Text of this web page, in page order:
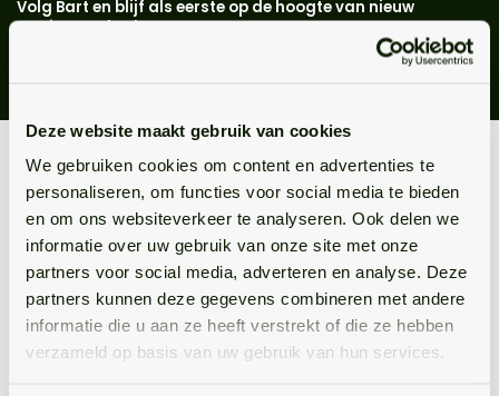
Deze website maakt gebruik van cookies
We gebruiken cookies om content en advertenties te
personaliseren, om functies voor social media te bieden
en om ons websiteverkeer te analyseren. Ook delen we
informatie over uw gebruik van onze site met onze
partners voor social media, adverteren en analyse. Deze
partners kunnen deze gegevens combineren met andere
informatie die u aan ze heeft verstrekt of die ze hebben
verzameld op basis van uw gebruik van hun services.
Volg Bart en blijf als eerste op de hoogte van nieuw
woningaanbod.
WAAROM
Kiezen voor Bart uw
makelaar?
Een full-service makelaarskantoor met een uitstekende
service en alles aan boord om uw woning voor een